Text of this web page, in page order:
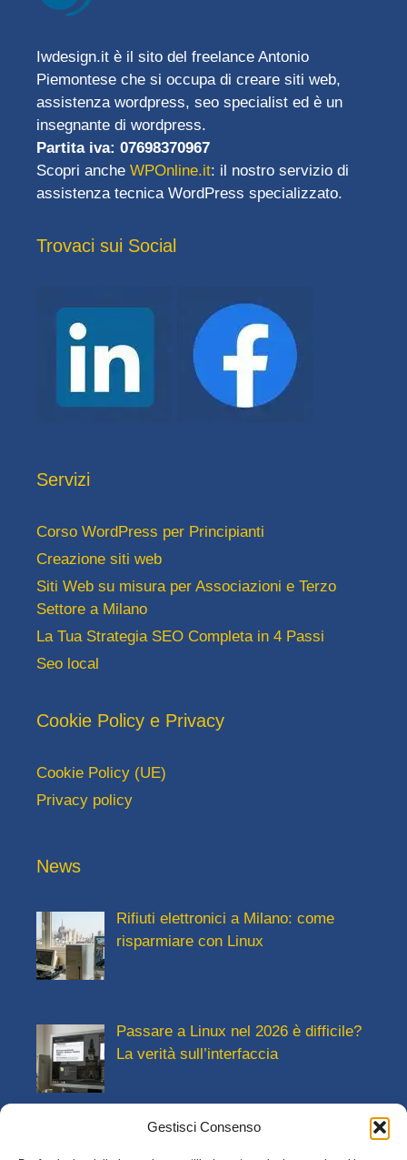
Gestisci Consenso
Iwdesign.it è il sito del freelance Antonio
Piemontese che si occupa di creare siti web,
assistenza wordpress, seo specialist ed è un
insegnante di wordpress.
Partita iva: 07698370967
Scopri anche WPOnline.it: il nostro servizio di
assistenza tecnica WordPress specializzato.
Trovaci sui Social
Servizi
Corso WordPress per Principianti
Creazione siti web
Siti Web su misura per Associazioni e Terzo
Settore a Milano
La Tua Strategia SEO Completa in 4 Passi
Seo local
Cookie Policy e Privacy
Cookie Policy (UE)
Privacy policy
News
Rifiuti elettronici a Milano: come
risparmiare con Linux
Passare a Linux nel 2026 è difficile?
La verità sull’interfaccia